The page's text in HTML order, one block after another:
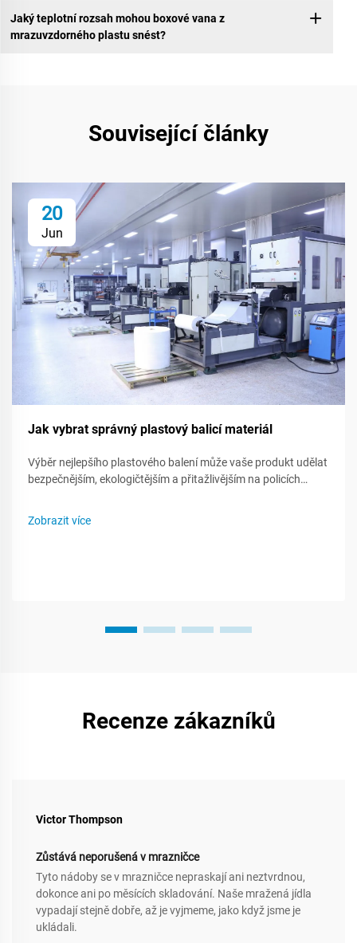
Jaký teplotní rozsah mohou boxové vana z
mrazuvzdorného plastu snést?
Související články
20
Jun
Jak vybrat správný plastový balicí materiál
Výběr nejlepšího plastového balení může vaše produkt udělat
bezpečnějším, ekologičtějším a přitažlivějším na policích
Zobrazit více
Recenze zákazníků
Victor Thompson
Zůstává neporušená v mrazničce
Tyto nádoby se v mrazničce nepraskají ani neztvrdnou,
dokonce ani po měsících skladování. Naše mražená jídla
vypadají stejně dobře, až je vyjmeme, jako když jsme je
ukládali.